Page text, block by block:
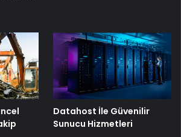
Datahost İle Güvenilir
Sunucu Hizmetleri